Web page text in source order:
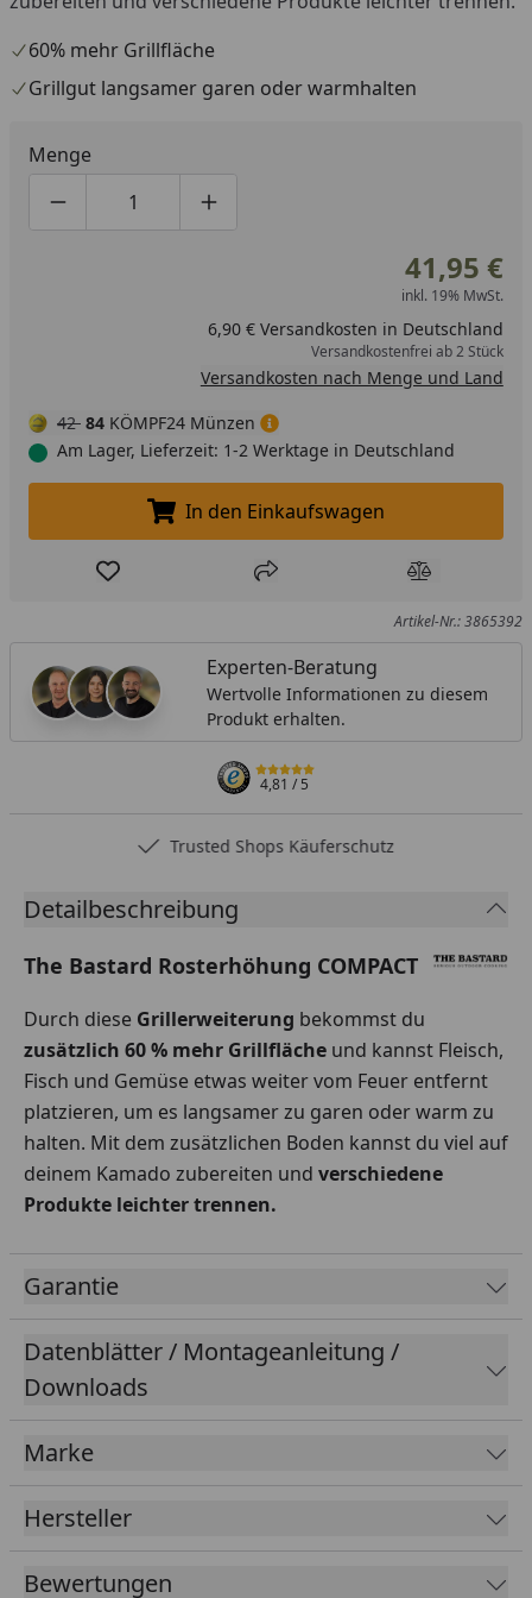
60% mehr Grillfläche
Grillgut langsamer garen oder warmhalten
Menge
Produktmenge um eins verringern
Produktmenge manuell eingeben
Produktmenge um eins erhöhen
41,95 €
inkl. 19% MwSt.
6,90 € Versandkosten in Deutschland
Versandkostenfrei ab 2 Stück
Versandkosten nach Menge und Land
42 84 KÖMPF24 Münzen
Am Lager, Lieferzeit: 1-2 Werktage in Deutschland
In den Einkaufswagen legen
In den Einkaufswagen
Produkt zur Wunschliste hinzufügen
Teilen Produkt
Artikel-Nr.: 3865392
Experten-Beratung
Wertvolle Informationen zu diesem
Produkt erhalten.
4,81/ 5
Trusted Shops Käuferschutz
Detailbeschreibung
The Bastard Rosterhöhung COMPACT
Durch diese Grillerweiterung bekommst du
zusätzlich 60 % mehr Grillfläche und kannst Fleisch,
Fisch und Gemüse etwas weiter vom Feuer entfernt
platzieren, um es langsamer zu garen oder warm zu
halten. Mit dem zusätzlichen Boden kannst du viel auf
deinem Kamado zubereiten und verschiedene
Produkte leichter trennen.
Garantie
Datenblätter / Montageanleitung /
Downloads
Marke
Hersteller
Bewertungen